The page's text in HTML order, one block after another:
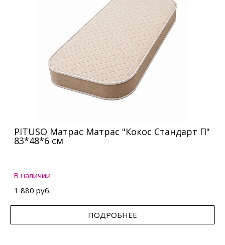
PITUSO Матрас Матрас "Кокос Стандарт П"
83*48*6 см
В наличии
1 880 руб.
ПОДРОБНЕЕ